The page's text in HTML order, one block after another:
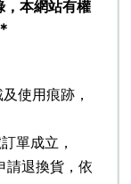
，本網站有權
使用痕跡，
單成立，
請退換貨，依